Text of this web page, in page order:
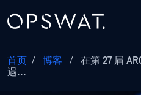
首页 / 博客 /
在第 27 届
遇...